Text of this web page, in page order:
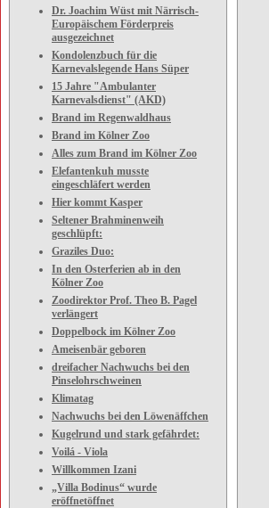
Dr. Joachim Wüst mit Närrisch-
Europäischem Förderpreis
ausgezeichnet
Kondolenzbuch für die
Karnevalslegende Hans Süper
15 Jahre "Ambulanter
Karnevalsdienst" (AKD)
Brand im Regenwaldhaus
Brand im Kölner Zoo
Alles zum Brand im Kölner Zoo
Elefantenkuh musste
eingeschläfert werden
Hier kommt Kasper
Seltener Brahminenweih
geschlüpft:
Graziles Duo:
In den Osterferien ab in den
Kölner Zoo
Zoodirektor Prof. Theo B. Pagel
verlängert
Doppelbock im Kölner Zoo
Ameisenbär geboren
dreifacher Nachwuchs bei den
Pinselohrschweinen
Klimatag
Nachwuchs bei den Löwenäffchen
Kugelrund und stark gefährdet:
Voilá - Viola
Willkommen Izani
„Villa Bodinus“ wurde
eröffnetöffnet